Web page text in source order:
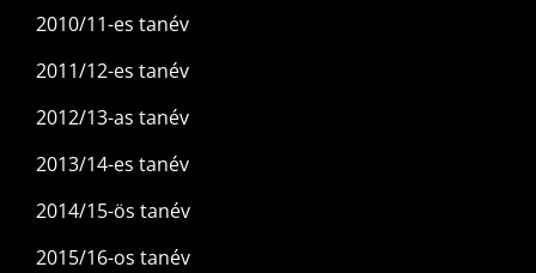
2010/11-es tanév
2011/12-es tanév
2012/13-as tanév
2013/14-es tanév
2014/15-ös tanév
2015/16-os tanév